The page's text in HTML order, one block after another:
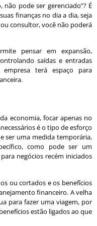
pode ser gerenciado”? É
finanças no dia a dia, seja
consultor, você não poderá
pensar em expansão,
saídas e entradas
terá espaço para
economia, focar apenas no
é o tipo de esforço
ser uma medida temporária,
como pode ser um
negócios recém iniciados
ou cortados e os benefícios
financeiro. A velha
para fazer uma viagem, por
estão ligados ao que